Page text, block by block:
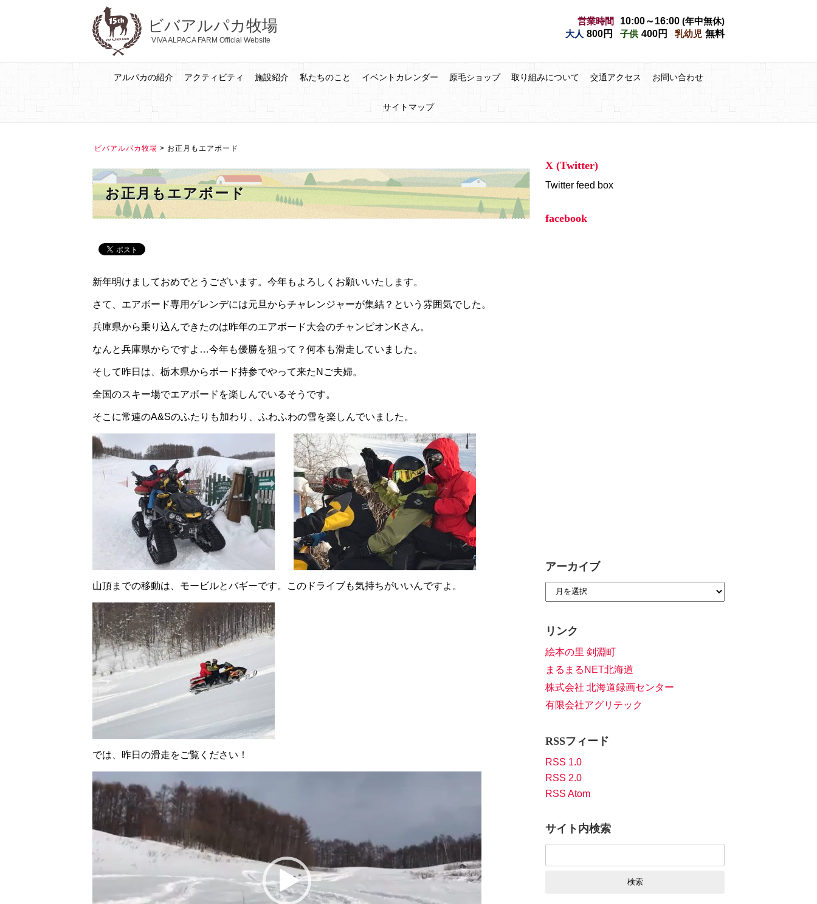
ビバアルパカ牧場
VIVA ALPACA FARM Official Website
営業時間 10:00～16:00 (年中無休)
大人 800円 子供 400円 乳幼児 無料
アルパカの紹介 アクティビティ 施設紹介 私たちのこと イベントカレンダー 原毛ショップ 取り組みについて 交通アクセス お問い合わせ
サイトマップ
ビバアルパカ牧場 > お正月もエアボード
お正月もエアボード
新年明けましておめでとうございます。今年もよろしくお願いいたします。
さて、エアボード専用ゲレンデには元旦からチャレンジャーが集結？という雰囲気でした。
兵庫県から乗り込んできたのは昨年のエアボード大会のチャンピオンKさん。
なんと兵庫県からですよ…今年も優勝を狙って？何本も滑走していました。
そして昨日は、栃木県からボード持参でやって来たNご夫婦。
全国のスキー場でエアボードを楽しんでいるそうです。
そこに常連のA&Sのふたりも加わり、ふわふわの雪を楽しんでいました。
山頂までの移動は、モービルとバギーです。このドライブも気持ちがいいんですよ。
では、昨日の滑走をご覧ください！
画
プ
レ
ー
ー
X (Twitter)
Twitter feed box
facebook
アーカイブ
リンク
絵本の里 剣淵町
まるまるNET北海道
株式会社 北海道録画センター
有限会社アグリテック
RSSフィード
RSS 1.0
RSS 2.0
RSS Atom
サイト内検索